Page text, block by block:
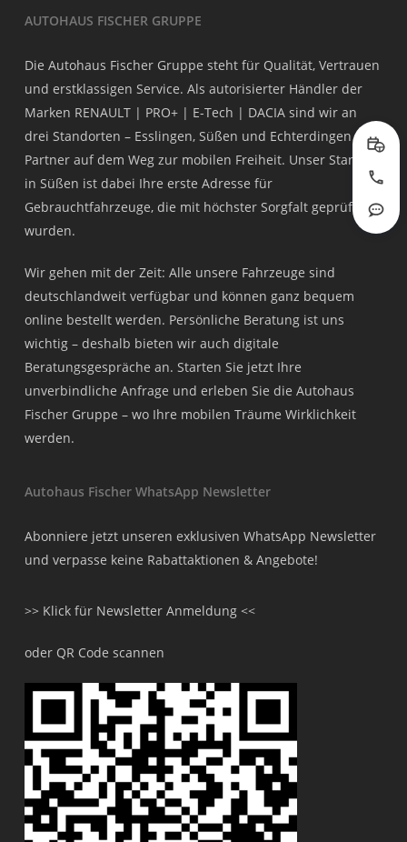
AUTOHAUS FISCHER GRUPPE
Die Autohaus Fischer Gruppe steht für Qualität, Vertrauen
und erstklassigen Service. Als autorisierter Händler der
Marken RENAULT | PRO+ | E-Tech | DACIA sind wir an
drei Standorten – Esslingen, Süßen und Echterdingen – Ihr
Partner auf dem Weg zur mobilen Freiheit. Unser Standort
in Süßen ist dabei Ihre erste Adresse für
Gebrauchtfahrzeuge, die mit höchster Sorgfalt geprüft
wurden.
Wir gehen mit der Zeit: Alle unsere Fahrzeuge sind
deutschlandweit verfügbar und können ganz bequem
online bestellt werden. Persönliche Beratung ist uns
wichtig – deshalb bieten wir auch digitale
Beratungsgespräche an. Starten Sie jetzt Ihre
unverbindliche Anfrage und erleben Sie die Autohaus
Fischer Gruppe – wo Ihre mobilen Träume Wirklichkeit
werden.
Autohaus Fischer WhatsApp Newsletter
Abonniere jetzt unseren exklusiven WhatsApp Newsletter
und verpasse keine Rabattaktionen & Angebote!
>> Klick für Newsletter Anmeldung <<
oder QR Code scannen
Jetzt